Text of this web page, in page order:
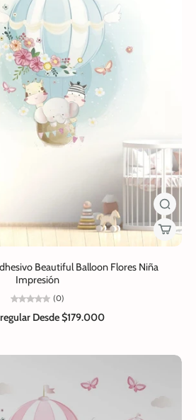
Beautiful Balloon Flores Niña
Impresión
(0)
Desde $179.000